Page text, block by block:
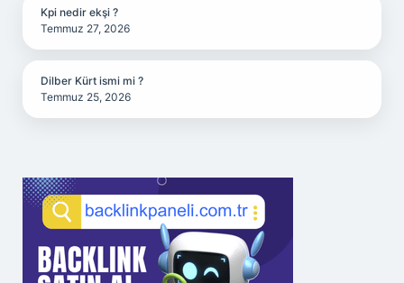
Kpi nedir ekşi ?
Temmuz 27, 2026
Dilber Kürt ismi mi ?
Temmuz 25, 2026